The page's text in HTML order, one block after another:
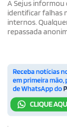
A Sejus informou
identificar falhas
internos.
repassada
.